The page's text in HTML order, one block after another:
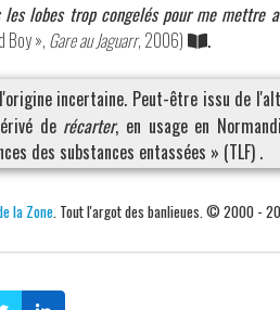
lobes trop congelés pour me mettre
Boy », Gare au Jaguarr, 2006) .
incertaine. Peut-être issu de
de récarter, en usage en
des substances entassées » (TLF) .
la Zone. Tout l'argot des banlieues. © 2000 -